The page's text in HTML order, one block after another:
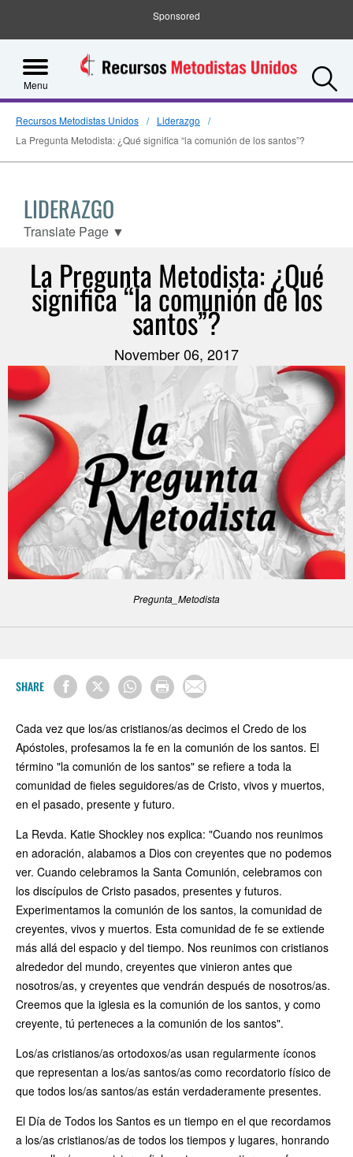
Sponsored
Menu
Recursos Metodistas Unidos
Liderazgo
La Pregunta Metodista: ¿Qué significa “la comunión de los santos”?
LIDERAZGO
Translate Page ▼
La Pregunta Metodista: ¿Qué
significa “la comunión de los
santos”?
November 06, 2017
Pregunta_Metodista
SHARE
Cada vez que los/as cristianos/as decimos el Credo de los
Apóstoles, profesamos la fe en la comunión de los santos. El
término "la comunión de los santos" se refiere a toda la
comunidad de fieles seguidores/as de Cristo, vivos y muertos,
en el pasado, presente y futuro.
La Revda. Katie Shockley nos explica: "Cuando nos reunimos
en adoración, alabamos a Dios con creyentes que no podemos
ver. Cuando celebramos la Santa Comunión, celebramos con
los discípulos de Cristo pasados, presentes y futuros.
Experimentamos la comunión de los santos, la comunidad de
creyentes, vivos y muertos. Esta comunidad de fe se extiende
más allá del espacio y del tiempo. Nos reunimos con cristianos
alrededor del mundo, creyentes que vinieron antes que
nosotros/as, y creyentes que vendrán después de nosotros/as.
Creemos que la iglesia es la comunión de los santos, y como
creyente, tú perteneces a la comunión de los santos".
Los/as cristianos/as ortodoxos/as usan regularmente íconos
que representan a los/as santos/as como recordatorio físico de
que todos los/as santos/as están verdaderamente presentes.
El Día de Todos los Santos es un tiempo en el que recordamos
a los/as cristianos/as de todos los tiempos y lugares, honrando